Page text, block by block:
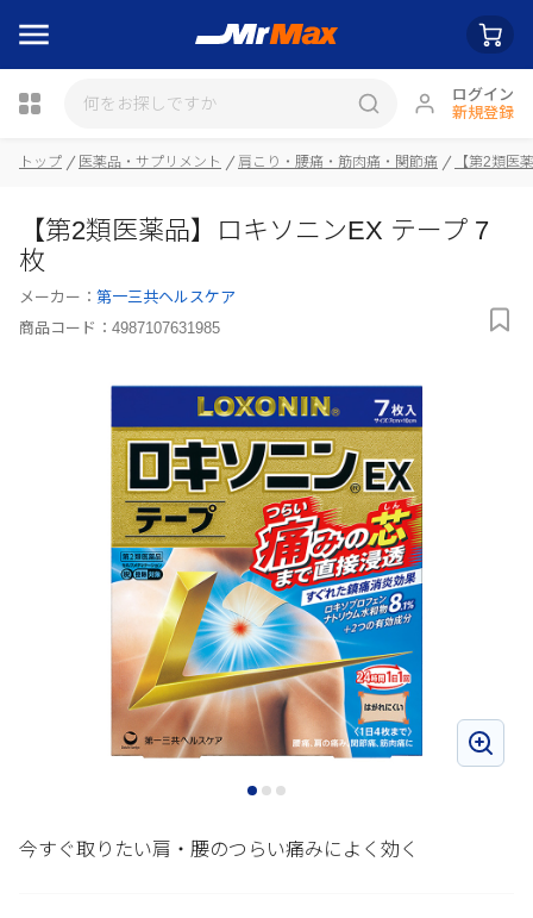
ログイン
新規登録
トップ 医薬品・サプリメント 肩こり・腰痛・筋肉痛・関節痛 【第2類医
【第2類医薬品】ロキソニンEX テープ 7
枚
メーカー： 第一三共ヘルスケア
商品コード： 4987107631985
今すぐ取りたい肩・腰のつらい痛みによく効く